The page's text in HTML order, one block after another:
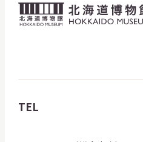
北
海
物
館
TEL